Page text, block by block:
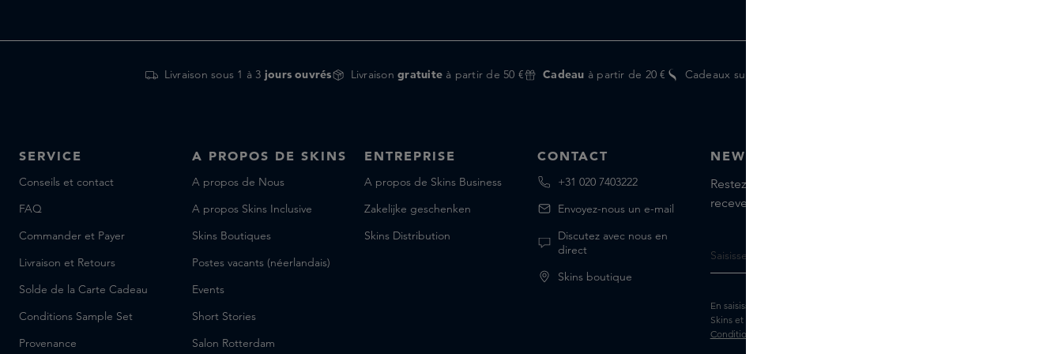
Livraison sous 1 à 3 jours ouvrés Livraisongratuite à partir de 50 € Cadeau à partir de 20 € Cadeaux supplémentaires pour les membres
SERVICE
Conseils et contact
FAQ
Commander et Payer
Livraison et Retours
Solde de la Carte Cadeau
Conditions Sample Set
Provenance
A PROPOS DE SKINS
A propos de Nous
A propos Skins Inclusive
Skins Boutiques
Postes vacants (néerlandais)
Events
Short Stories
Salon Rotterdam
ENTREPRISE
A propos de Skins Business
Zakelijke geschenken
Skins Distribution
CONTACT
+31 020 7403222
Envoyez-nous un e-mail
Discutez avec nous en
direct
Skins boutique
NEWSLETTER
Restez informé(e) des dernières marques et produits,
recevez les conseils de nos Skins Experts.
En saisissant votre adresse e-mail, vous acceptez de recevoir la newsletter
Skins et des messages marketing personnalisés par e-mail. Consultez les
Conditions générales